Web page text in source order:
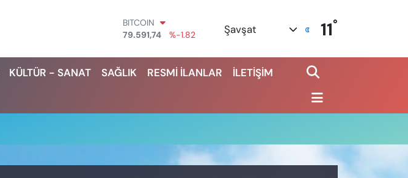
BITCOIN
79.591,74
%-1.82
45,43620
%0.02
EURO
%0
Şavşat 11°
KÜLTÜR - SANAT SAĞLIK RESMİ İLANLAR
İLETİŞİM